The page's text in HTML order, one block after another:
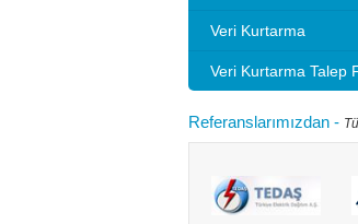
Veri Kurtarma
Veri Kurtarma Talep
Referanslarımızdan -
sürümleri de benzer ayarlar ile
Resimlerin üzerine tıklay...